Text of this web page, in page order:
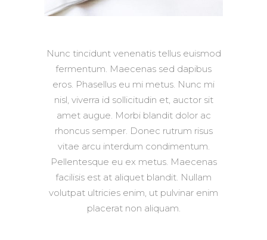
Nunc tincidunt venenatis tellus euismod
fermentum. Maecenas sed dapibus
eros. Phasellus eu mi metus. Nunc mi
nisl, viverra id sollicitudin et, auctor sit
amet augue. Morbi blandit dolor ac
rhoncus semper. Donec rutrum risus
vitae arcu interdum condimentum.
Pellentesque eu ex metus. Maecenas
facilisis est at aliquet blandit. Nullam
volutpat ultricies enim, ut pulvinar enim
placerat non aliquam.